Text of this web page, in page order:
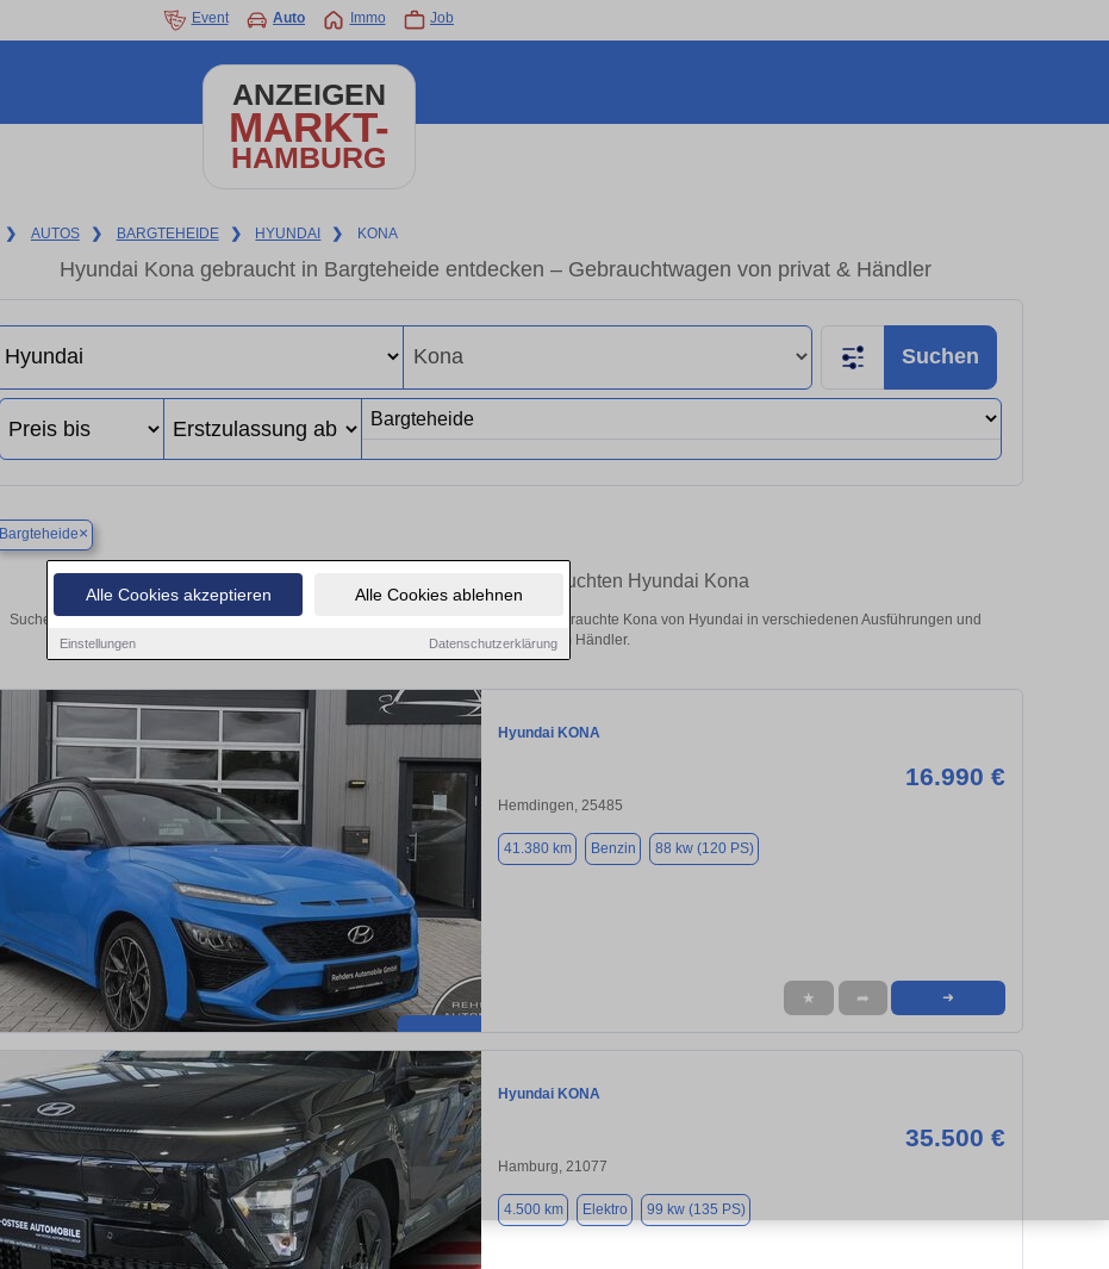
Alle Cookies akzeptieren Alle Cookies ablehnen
Einstellungen Datenschutzerklärung
Event Auto Immo Job
ANZEIGEN
MARKT-
HAMBURG
❯ AUTOS ❯ BARGTEHEIDE ❯ HYUNDAI ❯ KONA
Hyundai Kona gebraucht in Bargteheide entdecken – Gebrauchtwagen von privat & Händler
Suchen
Bargteheide×
Finden Sie in Bargteheide Ihren gebrauchten Hyundai Kona
Suchen Sie in Bargteheide einen Hyundai Kona Gebrauchtwagen? Entdecken Sie gebrauchte Kona von Hyundai in verschiedenen Ausführungen und
Preisklassen von privat und vom Händler.
Hyundai KONA
16.990 €
Hemdingen, 25485
41.380 km Benzin 88 kw (120 PS)
★ ➦ ➜
Hyundai KONA
35.500 €
Hamburg, 21077
4.500 km Elektro 99 kw (135 PS)